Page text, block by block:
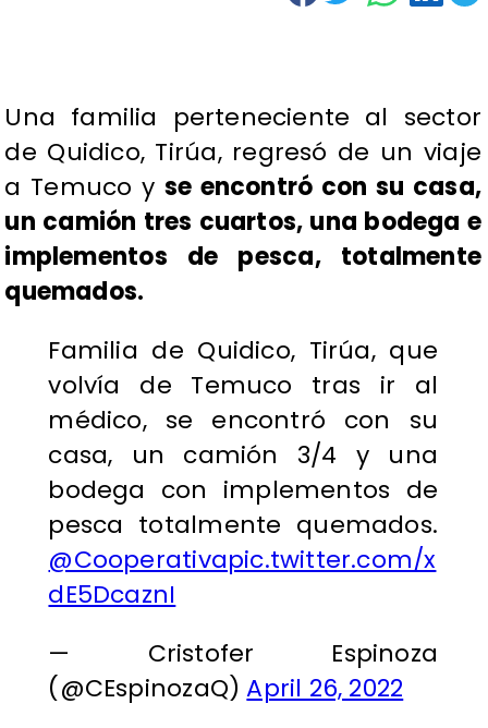
Una familia perteneciente al sector
de Quidico, Tirúa, regresó de un viaje
a Temuco y se encontró con su casa,
un camión tres cuartos, una bodega e
implementos de pesca, totalmente
quemados.
Familia de Quidico, Tirúa, que
volvía de Temuco tras ir al
médico, se encontró con su
casa, un camión 3/4 y una
bodega con implementos de
pesca totalmente quemados.
@Cooperativapic.twitter.com/x
dE5DcaznI
— Cristofer Espinoza
(@CEspinozaQ)April 26, 2022